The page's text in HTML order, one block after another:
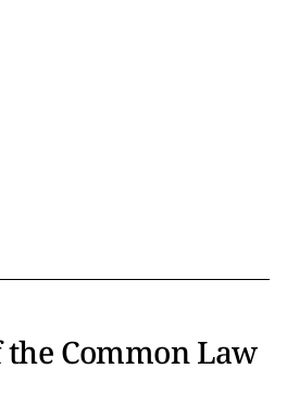
Common Law